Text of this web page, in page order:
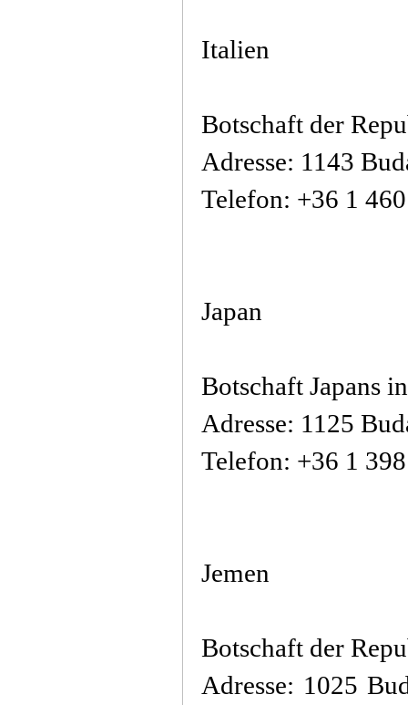
Italien
Botschaft der
Adresse: 1143
Telefon: +36 1
Japan
Botschaft Japans
Adresse: 1125
Telefon: +36 1
Jemen
Botschaft der
Adresse: 1025